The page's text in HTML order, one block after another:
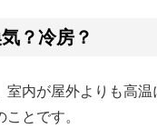
？冷房？
内が屋外よりも高温
ことです。